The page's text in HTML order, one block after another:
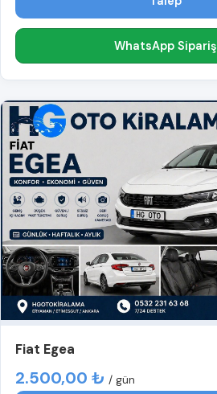
WhatsApp Sipariş
Fiat Egea
2.500,00 ₺ / gün